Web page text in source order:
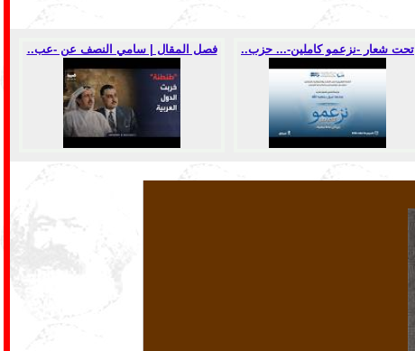
فصل المقال | سامي النصف عن -عب.. تحت شعار -نزعمو كاملين-... حزب..